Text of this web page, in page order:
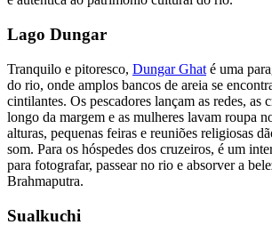
Lago Dungar
Tranquilo e pitoresco, Dungar Ghat é uma
do rio, onde amplos bancos de areia se
cintilantes. Os pescadores lançam as redes, as
longo da margem e as mulheres lavam roupa
alturas, pequenas feiras e reuniões religiosas
som. Para os hóspedes dos cruzeiros, é um
para fotografar, passear no rio e absorver a
Brahmaputra.
Sualkuchi